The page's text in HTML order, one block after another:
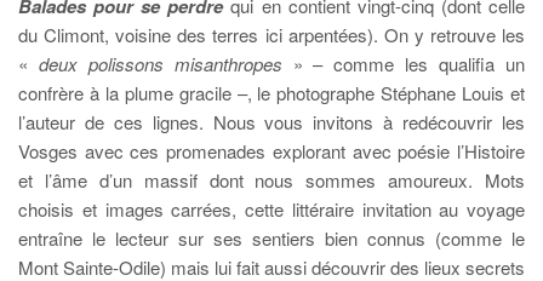
Balades pour se perdre
du Climont, voisine des terres ici arpentées). On y retrouve les
« deux polissons misanthropes » – comme les qualifia un
confrère à la plume gracile –, le photographe Stéphane Louis et
l’auteur de ces lignes. Nous vous invitons à redécouvrir les
Vosges avec ces promenades explorant avec poésie l’Histoire
et l’âme d’un massif dont nous sommes amoureux. Mots
choisis et images carrées, cette littéraire invitation au voyage
entraîne le lecteur sur ses sentiers bien connus (comme le
Mont Sainte-Odile) mais lui fait aussi découvrir des lieux secrets